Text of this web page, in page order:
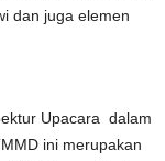
dan juga elemen
Upacara dalam
ini merupakan